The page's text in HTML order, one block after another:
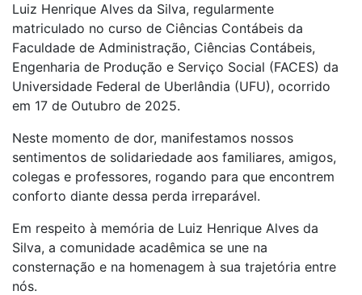
Luiz Henrique Alves da Silva, regularmente
matriculado no curso de Ciências Contábeis da
Faculdade de Administração, Ciências Contábeis,
Engenharia de Produção e Serviço Social (FACES) da
Universidade Federal de Uberlândia (UFU), ocorrido
em 17 de Outubro de 2025.
Neste momento de dor, manifestamos nossos
sentimentos de solidariedade aos familiares, amigos,
colegas e professores, rogando para que encontrem
conforto diante dessa perda irreparável.
Em respeito à memória de Luiz Henrique Alves da
Silva, a comunidade acadêmica se une na
consternação e na homenagem à sua trajetória entre
nós.